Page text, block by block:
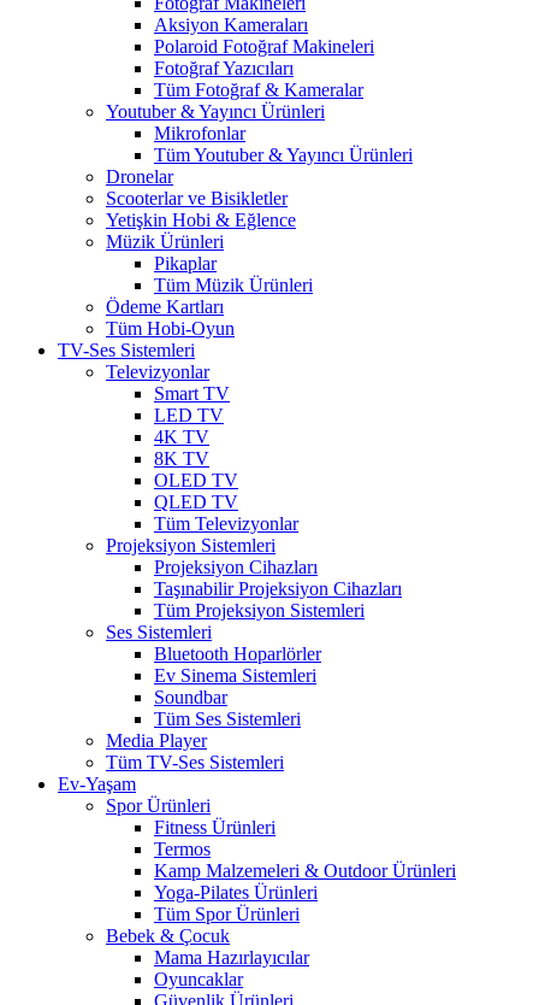
Aksiyon Kameraları
Polaroid Fotoğraf Makineleri
Fotoğraf Yazıcıları
Tüm Fotoğraf & Kameralar
Youtuber & Yayıncı Ürünleri
Mikrofonlar
Tüm Youtuber & Yayıncı Ürünleri
Dronelar
Scooterlar ve Bisikletler
Yetişkin Hobi & Eğlence
Müzik Ürünleri
Pikaplar
Tüm Müzik Ürünleri
Ödeme Kartları
Tüm Hobi-Oyun
TV-Ses Sistemleri
Televizyonlar
Smart TV
LED TV
4K TV
8K TV
OLED TV
QLED TV
Tüm Televizyonlar
Projeksiyon Sistemleri
Projeksiyon Cihazları
Taşınabilir Projeksiyon Cihazları
Tüm Projeksiyon Sistemleri
Ses Sistemleri
Bluetooth Hoparlörler
Ev Sinema Sistemleri
Soundbar
Tüm Ses Sistemleri
Media Player
Tüm TV-Ses Sistemleri
Ev-Yaşam
Spor Ürünleri
Fitness Ürünleri
Termos
Kamp Malzemeleri & Outdoor Ürünleri
Yoga-Pilates Ürünleri
Tüm Spor Ürünleri
Bebek & Çocuk
Mama Hazırlayıcılar
Oyuncaklar
Güvenlik Ürünleri